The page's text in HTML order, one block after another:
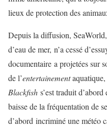
lieux de protection des
Depuis la diffusion,
d’eau de mer, n’a cessé
documentaire a projetées sur
de l’entertainement
Blackfish s’est traduit
baisse de la fréquentation de
d’abord incriminé une météo